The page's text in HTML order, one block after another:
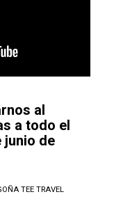
al
a todo el
junio de
TEE TRAVEL